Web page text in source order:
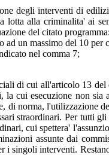
degli interventi di
alla criminalita' ai
del citato programma:
un massimo del 10 per
nel comma 7;
di cui all'articolo 13
esecuzione non sia
norma, l'utilizzazione
straordinari. Per tutti
cui spettera'
assunte dai
i singoli interventi.